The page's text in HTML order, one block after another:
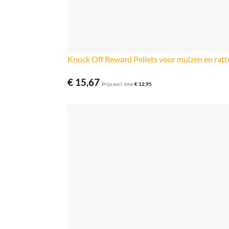
Knock Off Reward Pellets voor muizen en
€ 15,67 Prijs excl. btw€ 12,95